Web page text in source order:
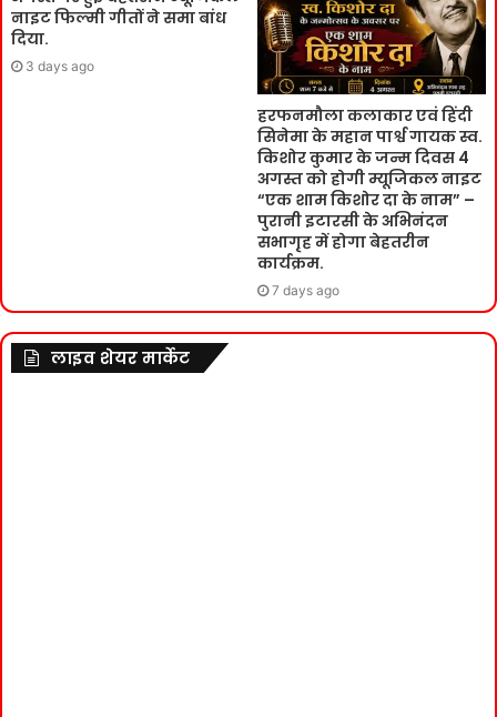
नाइट फिल्मी गीतों ने समा बांध
दिया.
3 days ago
हरफनमौला कलाकार एवं हिंदी
सिनेमा के महान पार्श्व गायक स्व.
किशोर कुमार के जन्म दिवस 4
अगस्त को होगी म्यूजिकल नाइट
“एक शाम किशोर दा के नाम” –
पुरानी इटारसी के अभिनंदन
सभागृह में होगा बेहतरीन
कार्यक्रम.
7 days ago
लाइव शेयर मार्केट